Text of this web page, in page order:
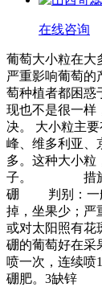
在线咨询
葡萄大小粒在大
严重影响葡萄的
萄种植者都困惑
现也不是很一样
决。 大小粒主
峰、维多利亚、
多。这种大小粒
子。 措施：
硼 判别：一般
掉，坐果少；严
或对太阳照有
硼的葡萄好在采
喷一次，连续喷
硼肥。3缺锌